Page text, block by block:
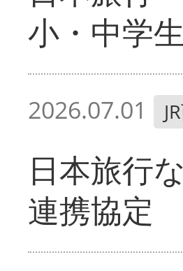
小・中学
2026.07.01
日本旅行
連携協定